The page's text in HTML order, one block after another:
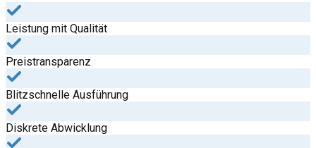
Leistung mit Qualität
Preistransparenz
Blitzschnelle Ausführung
Diskrete Abwicklung